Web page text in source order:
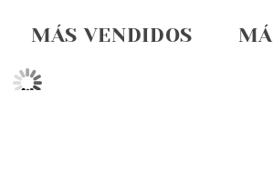
MÁS VENDIDOS